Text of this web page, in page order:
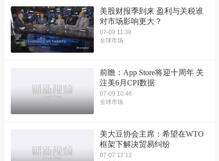
美股财报季到来 盈利与关税谁
对市场影响更大？
07-09 11:38
全球市场
前瞻：App Store将迎十周年 关
注美6月CPI数据
07-09 10:46
全球市场
美大豆协会主席：希望在WTO
框架下解决贸易纠纷
07-07 12:12